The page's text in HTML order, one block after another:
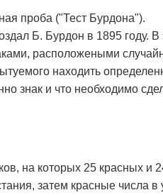
проба ("Тест Бурдона").
Б. Бурдон в 1895 году.
расположеными
находить
знак и что необходимо
на которых 25 красных и
затем красные числа